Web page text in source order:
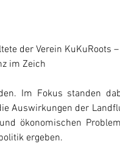
der Verein
im Zeich
Im Fokus standen
Auswirkungen der
ökonomischen
ergeben.